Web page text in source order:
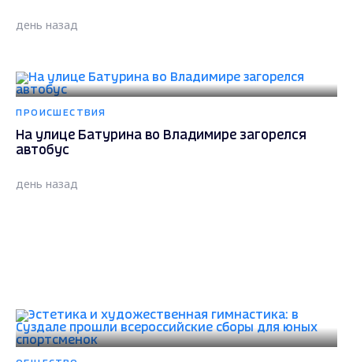
день назад
ПРОИСШЕСТВИЯ
На улице Батурина во Владимире загорелся
автобус
день назад